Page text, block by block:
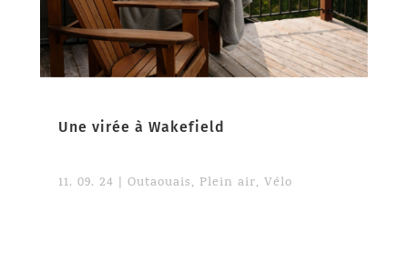
Une virée à Wakefield
11. 09. 24 Outaouais, Plein air, Vélo